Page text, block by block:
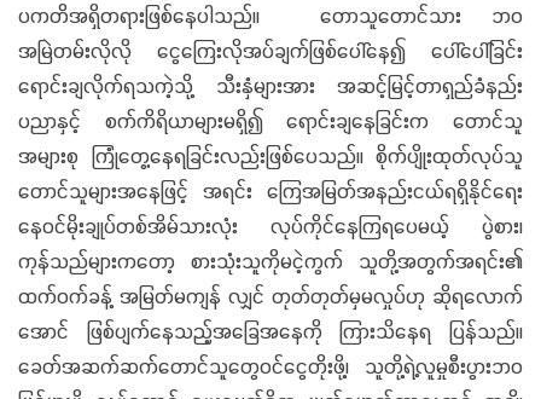
ပကတိအရှိတရားဖြစ်နေပါသည်။ တောသူတောင်သား ဘဝ
အမြဲတမ်းလိုလို ငွေကြေးလိုအပ်ချက်ဖြစ်ပေါ်နေ၍ ပေါ်ပေါ်ခြင်း
ရောင်းချလိုက်ရသကဲ့သို့ သီးနှံများအား အဆင့်မြင့်တာရှည်ခံနည်း
ပညာနှင့် စက်ကိရိယာများမရှိ၍ ရောင်းချနေခြင်းက တောင်သူ
အများစု ကြုံတွေ့နေရခြင်းလည်းဖြစ်ပေသည်။ စိုက်ပျိုးထုတ်လုပ်သူ
တောင်သူများအနေဖြင့် အရင်း ကြေအမြတ်အနည်းငယ်ရရှိနိုင်ရေး
နေဝင်မိုးချုပ်တစ်အိမ်သားလုံး လုပ်ကိုင်နေကြရပေမယ့် ပွဲစား၊
ကုန်သည်များကတော့ စားသုံးသူကိုမငဲ့ကွက် သူတို့အတွက်အရင်း၏
ထက်ဝက်ခန့် အမြတ်မကျန် လျှင် တုတ်တုတ်မှမလှုပ်ဟု ဆိုရလောက်
အောင် ဖြစ်ပျက်နေသည့်အခြေအနေကို ကြားသိနေရ ပြန်သည်။
ခေတ်အဆက်ဆက်တောင်သူတွေဝင်ငွေတိုးဖို့၊ သူတို့ရဲ့လူမှုစီးပွားဘဝ